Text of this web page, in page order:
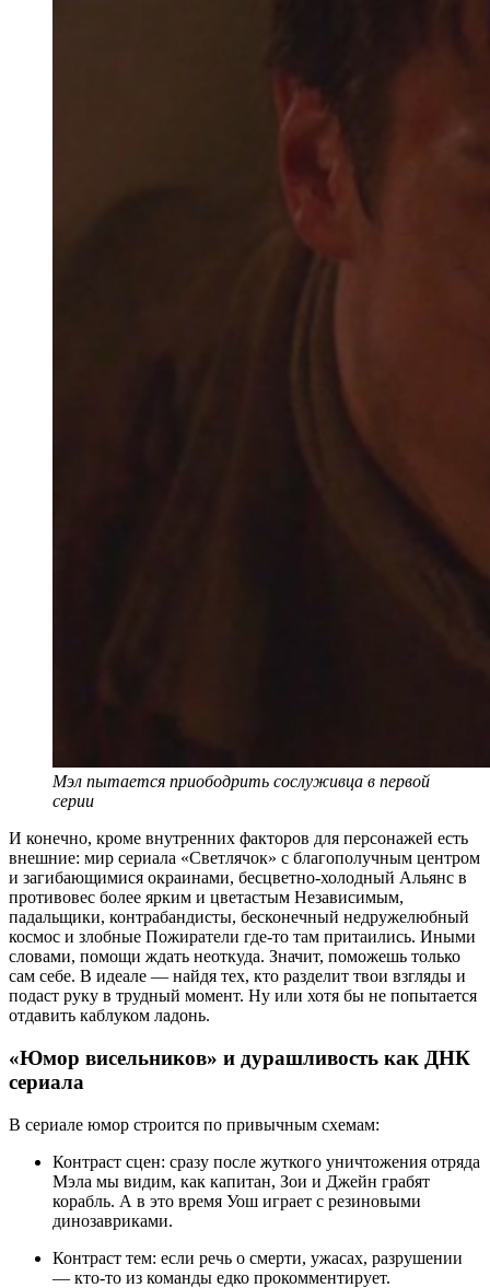
Мэл пытается приободрить сослуживца в первой
серии
И конечно, кроме внутренних факторов для персонажей есть
внешние: мир сериала «Светлячок» с благополучным центром
и загибающимися окраинами, бесцветно-холодный Альянс в
противовес более ярким и цветастым Независимым,
падальщики, контрабандисты, бесконечный недружелюбный
космос и злобные Пожиратели где-то там притаились. Иными
словами, помощи ждать неоткуда. Значит, поможешь только
сам себе. В идеале — найдя тех, кто разделит твои взгляды и
подаст руку в трудный момент. Ну или хотя бы не попытается
отдавить каблуком ладонь.
«Юмор висельников» и дурашливость как ДНК
сериала
В сериале юмор строится по привычным схемам:
Контраст сцен: сразу после жуткого уничтожения отряда
Мэла мы видим, как капитан, Зои и Джейн грабят
корабль. А в это время Уош играет с резиновыми
динозавриками.
Контраст тем: если речь о смерти, ужасах, разрушении
— кто-то из команды едко прокомментирует.